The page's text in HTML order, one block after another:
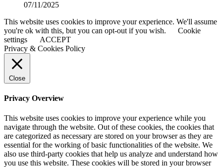
07/11/2025
This website uses cookies to improve your experience. We'll assume
you're ok with this, but you can opt-out if you wish.
Cookie
settings
ACCEPT
Privacy & Cookies Policy
Close
Privacy Overview
This website uses cookies to improve your experience while you
navigate through the website. Out of these cookies, the cookies that
are categorized as necessary are stored on your browser as they are
essential for the working of basic functionalities of the website. We
also use third-party cookies that help us analyze and understand how
you use this website. These cookies will be stored in your browser